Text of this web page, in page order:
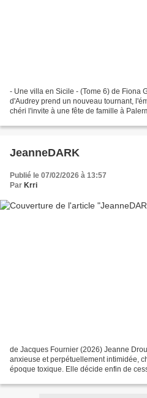
- Une villa en Sicile - (Tome 6) de Fiona
d'Audrey prend un nouveau tournant,
chéri l'invite à une fête de famille à
JeanneDARK
Publié le 07/02/2026 à 13:57
Par Krri
de Jacques Fournier (2026) Jeanne
anxieuse et perpétuellement intimidée,
époque toxique. Elle décide enfin de